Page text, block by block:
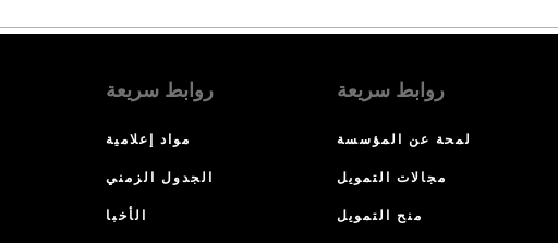
روابط سريعة
مواد إعلامية
الجدول الزمني
الأخبا
روابط سريعة
لمحة عن المؤسسة
مجالات التمويل
منح التمويل